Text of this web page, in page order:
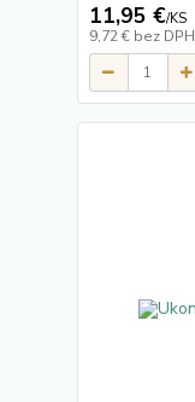
11,95 €/KS
9,72 € bez DPH